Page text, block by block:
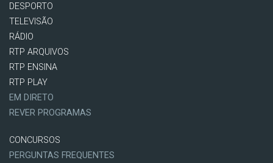
DESPORTO
TELEVISÃO
RÁDIO
RTP ARQUIVOS
RTP ENSINA
RTP PLAY
EM DIRETO
REVER PROGRAMAS
CONCURSOS
PERGUNTAS FREQUENTES